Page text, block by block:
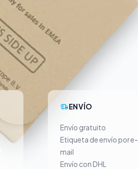
ENVÍO
Envío gratuito
Etiqueta de envío por e-
mail
Envío con DHL